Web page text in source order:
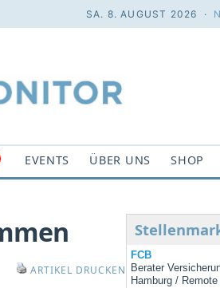
SA. 8. AUGUST 2026 ·
EVENTS ÜBER UNS SHOP
ARTIKEL DRUCKEN
FCB
Berater
Hamburg /